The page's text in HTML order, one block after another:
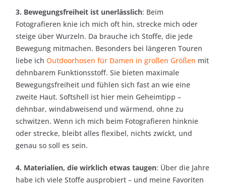
3. Bewegungsfreiheit ist unerlässlich: Beim
Fotografieren knie ich mich oft hin, strecke mich oder
steige über Wurzeln. Da brauche ich Stoffe, die jede
Bewegung mitmachen. Besonders bei längeren Touren
liebe ich Outdoorhosen für Damen in großen Größen mit
dehnbarem Funktionsstoff. Sie bieten maximale
Bewegungsfreiheit und fühlen sich fast an wie eine
zweite Haut. Softshell ist hier mein Geheimtipp –
dehnbar, windabweisend und wärmend, ohne zu
schwitzen. Wenn ich mich beim Fotografieren hinknie
oder strecke, bleibt alles flexibel, nichts zwickt, und
genau so soll es sein.
4. Materialien, die wirklich etwas taugen: Über die Jahre
habe ich viele Stoffe ausprobiert – und meine Favoriten